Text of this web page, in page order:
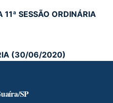
SESSÃO ORDINÁRIA
(30/06/2020)
SP